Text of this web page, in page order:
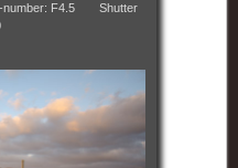
F4.5 Shutter